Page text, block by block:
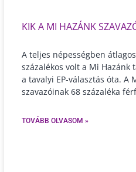
KIK A MI HAZÁNK
A teljes népességben
százalékos volt a Mi Hazánk
a tavalyi EP-választás óta. A
szavazóinak 68 százaléka
TOVÁBB OLVASOM »